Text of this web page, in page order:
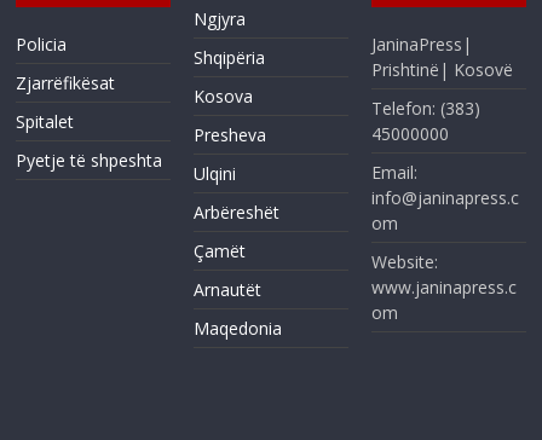
Policia
Zjarrëfikësat
Spitalet
Pyetje të shpeshta
Ngjyra
Shqipëria
Kosova
Presheva
Ulqini
Arbëreshët
Çamët
Arnautët
Maqedonia
JaninaPress|
Prishtinë| Kosovë
Telefon: (383)
45000000
Email:
info@janinapress.c
om
Website:
www.janinapress.c
om